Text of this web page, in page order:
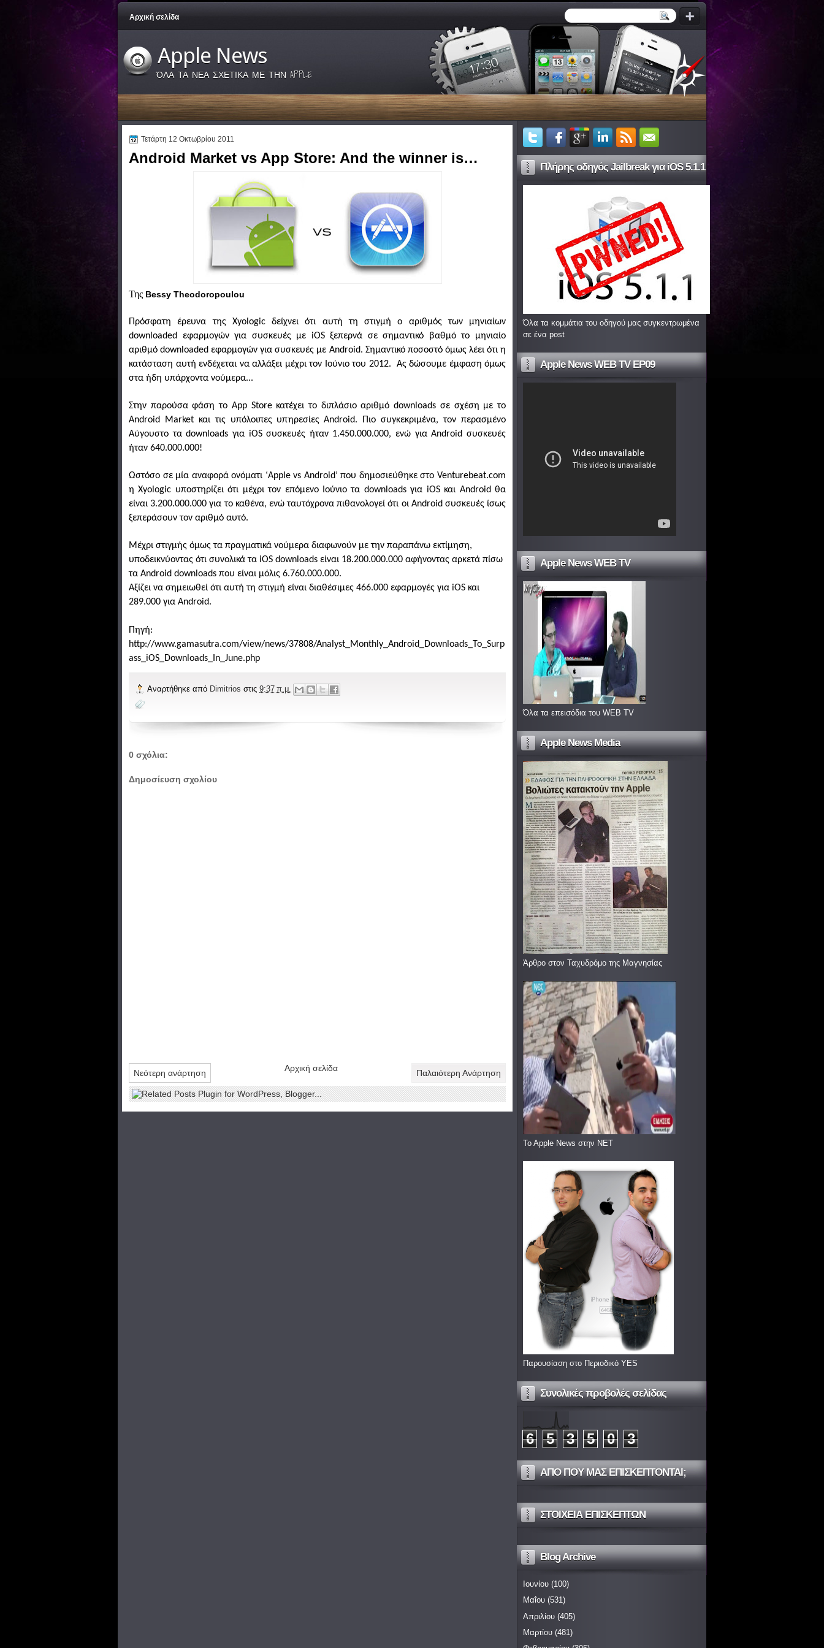
Αρχική σελίδα
Apple News
ΌΛΑ ΤΑ ΝΕΑ ΣΧΕΤΙΚΑ ΜΕ ΤΗΝ APPLE
Τετάρτη 12 Οκτωβρίου 2011
Android Market vs App Store: And the winner is…
Της Bessy Τheodoropoulou
Πρόσφατη έρευνα της Xyologic δείχνει ότι αυτή τη στιγμή ο αριθμός των μηνιαίων
downloaded εφαρμογών για συσκευές με iOS ξεπερνά σε σημαντικό βαθμό το μηνιαίο
αριθμό downloaded εφαρμογών για συσκευές με Android. Σημαντικό ποσοστό όμως λέει ότι η
κατάσταση αυτή ενδέχεται να αλλάξει μέχρι τον Ιούνιο του 2012. Ας δώσουμε έμφαση όμως
στα ήδη υπάρχοντα νούμερα...
Στην παρούσα φάση το App Store κατέχει το διπλάσιο αριθμό downloads σε σχέση με το
Android Market και τις υπόλοιπες υπηρεσίες Android. Πιο συγκεκριμένα, τον περασμένο
Αύγουστο τα downloads για iOS συσκευές ήταν 1.450.000.000, ενώ για Android συσκευές
ήταν 640.000.000!
Ωστόσο σε μία αναφορά ονόματι ‘Apple vs Android’ που δημοσιεύθηκε στο Venturebeat.com
η Xyologic υποστηρίζει ότι μέχρι τον επόμενο Ιούνιο τα downloads για iOS και Android θα
είναι 3.200.000.000 για το καθένα, ενώ ταυτόχρονα πιθανολογεί ότι οι Android συσκευές ίσως
ξεπεράσουν τον αριθμό αυτό.
Μέχρι στιγμής όμως τα πραγματικά νούμερα διαφωνούν με την παραπάνω εκτίμηση,
υποδεικνύοντας ότι συνολικά τα iOS downloads είναι 18.200.000.000 αφήνοντας αρκετά πίσω
τα Android downloads που είναι μόλις 6.760.000.000.
Αξίζει να σημειωθεί ότι αυτή τη στιγμή είναι διαθέσιμες 466.000 εφαρμογές για iOS και
289.000 για Android.
Πηγή:
http://www.gamasutra.com/view/news/37808/Analyst_Monthly_Android_Downloads_To_Surp
ass_iOS_Downloads_In_June.php
Αναρτήθηκε από Dimitrios στις 9:37 π.μ.
0 σχόλια:
Δημοσίευση σχολίου
Νεότερη ανάρτηση Παλαιότερη Ανάρτηση
Αρχική σελίδα
Πλήρης οδηγός Jailbreak για iOS 5.1.1
Όλα τα κομμάτια του οδηγού μας συγκεντρωμένα
σε ένα post
Apple News WEB TV EP09
Apple News WEB TV
Όλα τα επεισόδια του WEB TV
Apple News Media
Άρθρο στον Ταχυδρόμο της Μαγνησίας
To Apple News στην ΝΕΤ
Παρουσίαση στο Περιοδικό YES
Συνολικές προβολές σελίδας
6 5 3 5 0 3
ΑΠΟ ΠΟΥ ΜΑΣ ΕΠΙΣΚΕΠΤΟΝΤΑΙ;
ΣΤΟΙΧΕΙΑ ΕΠΙΣΚΕΠΤΩΝ
Blog Archive
Ιουνίου (100)
Μαΐου (531)
Απριλίου (405)
Μαρτίου (481)